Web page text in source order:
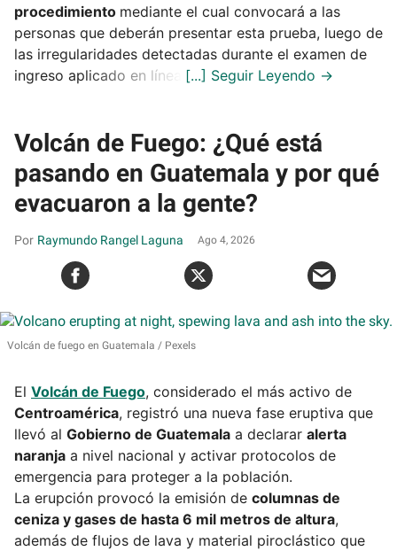
procedimiento mediante el cual convocará a las
personas que deberán presentar esta prueba, luego de
las irregularidades detectadas durante el examen de
ingreso aplicado en línea.
Volcán de Fuego: ¿Qué está
pasando en Guatemala y por qué
evacuaron a la gente?
Raymundo Rangel Laguna Ago 4, 2026
Volcán de fuego en Guatemala Pexels
El Volcán de Fuego, considerado el más activo de
Centroamérica, registró una nueva fase eruptiva que
llevó al Gobierno de Guatemala a declarar alerta
naranja a nivel nacional y activar protocolos de
emergencia para proteger a la población.
La erupción provocó la emisión de columnas de
ceniza y gases de hasta 6 mil metros de altura,
además de flujos de lava y material piroclástico que